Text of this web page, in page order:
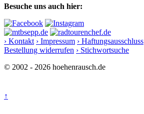
Besuche uns auch hier:
› Kontakt › Impressum › Haftungsausschluss
Bestellung widerrufen › Stichwortsuche
© 2002 - 2026 hoehenrausch.de
↑